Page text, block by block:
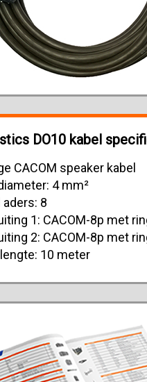
DO10 kabel
CACOM speaker kabel
4 mm²
aders: 8
1: CACOM-8p met
2: CACOM-8p met
10 meter